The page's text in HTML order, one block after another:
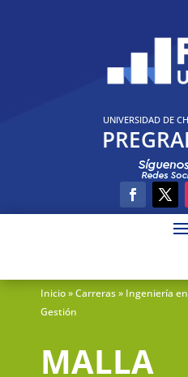
UNIVERSIDAD DE
Inicio» Carreras » Ingeniería
Gestión
MALLA